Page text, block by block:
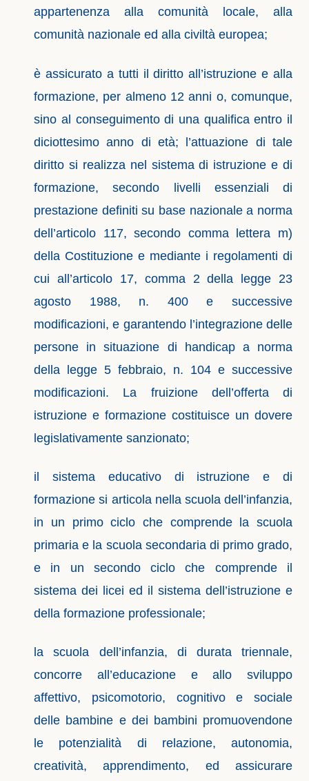
appartenenza alla comunità locale, alla
comunità nazionale ed alla civiltà europea;
è assicurato a tutti il diritto all’istruzione e alla
formazione, per almeno 12 anni o, comunque,
sino al conseguimento di una qualifica entro il
diciottesimo anno di età; l’attuazione di tale
diritto si realizza nel sistema di istruzione e di
formazione, secondo livelli essenziali di
prestazione definiti su base nazionale a norma
dell’articolo 117, secondo comma lettera m)
della Costituzione e mediante i regolamenti di
cui all’articolo 17, comma 2 della legge 23
agosto 1988, n. 400 e successive
modificazioni, e garantendo l’integrazione delle
persone in situazione di handicap a norma
della legge 5 febbraio, n. 104 e successive
modificazioni. La fruizione dell’offerta di
istruzione e formazione costituisce un dovere
legislativamente sanzionato;
il sistema educativo di istruzione e di
formazione si articola nella scuola dell’infanzia,
in un primo ciclo che comprende la scuola
primaria e la scuola secondaria di primo grado,
e in un secondo ciclo che comprende il
sistema dei licei ed il sistema dell’istruzione e
della formazione professionale;
la scuola dell’infanzia, di durata triennale,
concorre all’educazione e allo sviluppo
affettivo, psicomotorio, cognitivo e sociale
delle bambine e dei bambini promuovendone
le potenzialità di relazione, autonomia,
creatività, apprendimento, ed assicurare